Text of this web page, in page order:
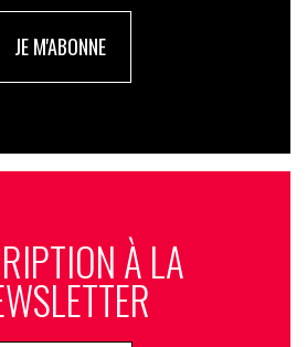
JE M'ABONNE
À LA